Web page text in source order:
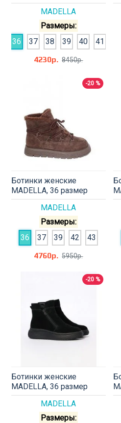
MADELLA
Размеры:
36
37 38 39 40
41
4230р. 8450р.
-20 %
MADELLA
Ботинки женские
MADELLA, 36 размер
Размеры:
36
37 39 42
43
4760р. 5950р.
-20 %
MADELLA
Ботинки женские
MADELLA, 36 размер
Размеры: